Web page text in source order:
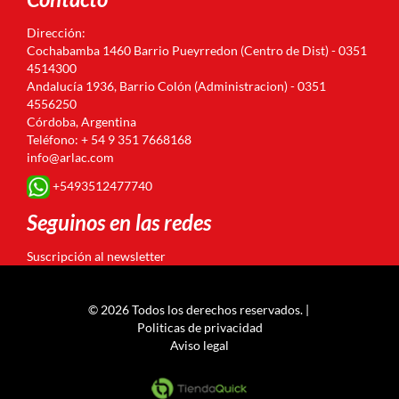
Dirección:
Cochabamba 1460 Barrio Pueyrredon (Centro de Dist) - 0351
4514300
Andalucía 1936, Barrio Colón (Administracion) - 0351
4556250
Córdoba, Argentina
Teléfono: + 54 9 351 7668168
info@arlac.com
+5493512477740
Seguinos en las redes
Suscripción al newsletter
© 2026 Todos los derechos reservados. |
Politicas de privacidad
Aviso legal